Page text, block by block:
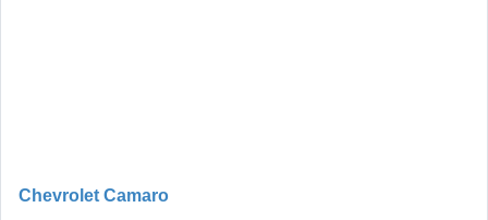
Chevrolet Camaro